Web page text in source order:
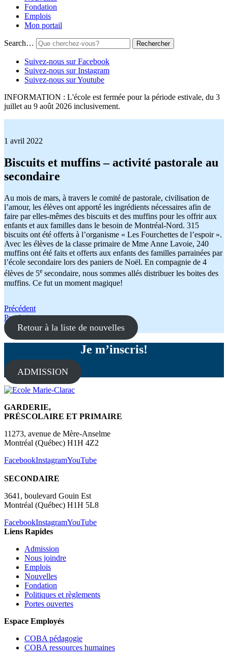
Fondation
Emplois
Mon portail
Search…
Suivez-nous sur Facebook
Suivez-nous sur Instagram
Suivez-nous sur Youtube
INFORMATION : L'école est fermée pour la période estivale, du 3
juillet au 9 août 2026 inclusivement.
1 avril 2022
Biscuits et muffins – activité pastorale au
secondaire
Au mois de mars, à travers le comité de pastorale, civilisation de
l’amour, les élèves ont apporté les ingrédients nécessaires afin de
faire par elles-mêmes des biscuits et des muffins pour les offrir aux
enfants et aux familles dans le besoin de Montréal-Nord. 315
biscuits ont été offerts à l’organisme « Les Fourchettes de l’espoir ».
Avec les élèves de la classe primaire de Mme Anne Lavoie, 240
muffins ont été faits et offerts aux enfants des familles parrainées par
l’école secondaire lors des paniers de Noël. En compagnie de 4
élèves de 5e secondaire, nous sommes allés distribuer les boites des
muffins. Ce fut un moment magique!
Navigation
de
l'article
Précédent
Prochain
Retour à la liste de nouvelles
Je m’inscris!
ADMISSION
GARDERIE,
PRÉSCOLAIRE ET PRIMAIRE
11273, avenue de Mère-Anselme
Montréal (Québec) H1H 4Z2
FacebookInstagramYouTube
SECONDAIRE
3641, boulevard Gouin Est
Montréal (Québec) H1H 5L8
FacebookInstagramYouTube
Liens Rapides
Admission
Nous joindre
Emplois
Nouvelles
Fondation
Politiques et règlements
Portes ouvertes
Espace Employés
COBA pédagogie
COBA ressources humaines